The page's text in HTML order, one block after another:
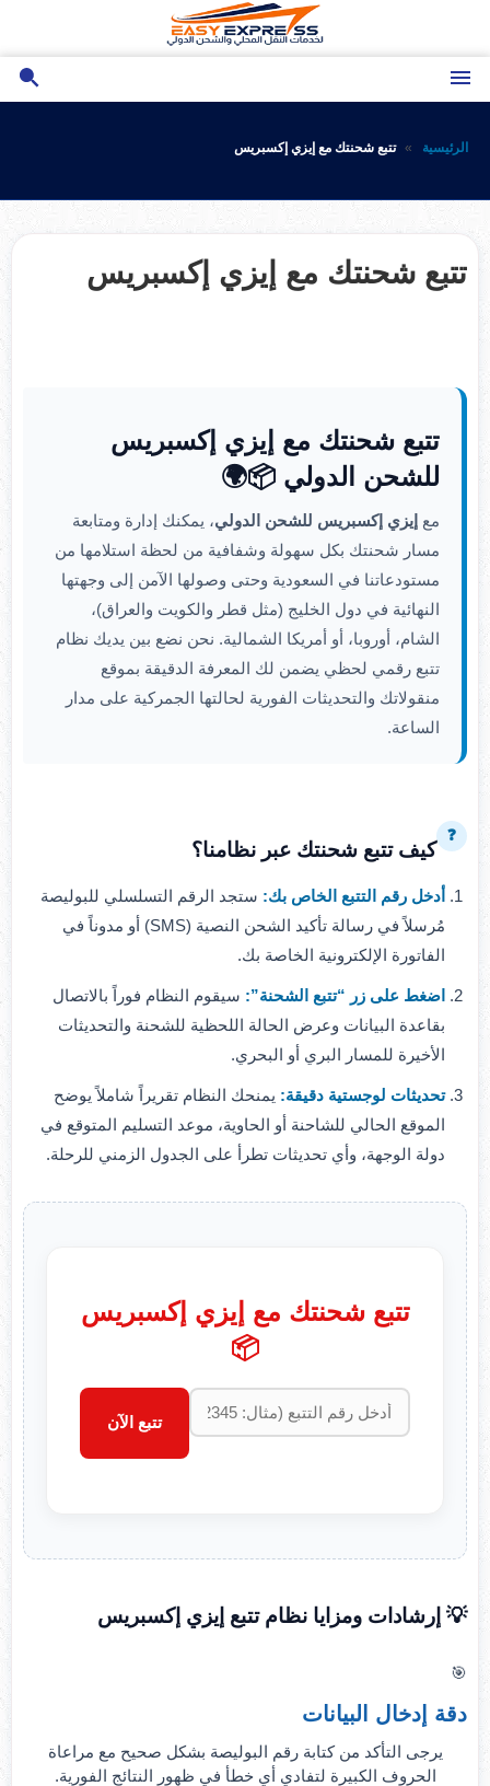
المحتوى
الرئيسية تتبع شحنتك مع إيزي إكسبريس
تتبع شحنتك مع إيزي إكسبريس
تتبع شحنتك مع إيزي إكسبريس
للشحن الدولي 📦🌍
مع إيزي إكسبريس للشحن الدولي، يمكنك إدارة ومتابعة
مسار شحنتك بكل سهولة وشفافية من لحظة استلامها من
مستودعاتنا في السعودية وحتى وصولها الآمن إلى وجهتها
النهائية في دول الخليج (مثل قطر والكويت والعراق)،
الشام، أوروبا، أو أمريكا الشمالية. نحن نضع بين يديك نظام
تتبع رقمي لحظي يضمن لك المعرفة الدقيقة بموقع
منقولاتك والتحديثات الفورية لحالتها الجمركية على مدار
الساعة.
❓
كيف تتبع شحنتك عبر نظامنا؟
أدخل رقم التتبع الخاص بك: ستجد الرقم التسلسلي للبوليصة
مُرسلاً في رسالة تأكيد الشحن النصية (SMS) أو مدوناً في
الفاتورة الإلكترونية الخاصة بك.
اضغط على زر “تتبع الشحنة”: سيقوم النظام فوراً بالاتصال
بقاعدة البيانات وعرض الحالة اللحظية للشحنة والتحديثات
الأخيرة للمسار البري أو البحري.
تحديثات لوجستية دقيقة: يمنحك النظام تقريراً شاملاً يوضح
الموقع الحالي للشاحنة أو الحاوية، موعد التسليم المتوقع في
دولة الوجهة، وأي تحديثات تطرأ على الجدول الزمني للرحلة.
تتبع شحنتك مع إيزي إكسبريس
📦
تتبع الآن
💡 إرشادات ومزايا نظام تتبع إيزي إكسبريس
🎯
دقة إدخال البيانات
يرجى التأكد من كتابة رقم البوليصة بشكل صحيح مع مراعاة
الحروف الكبيرة لتفادي أي خطأ في ظهور النتائج الفورية.